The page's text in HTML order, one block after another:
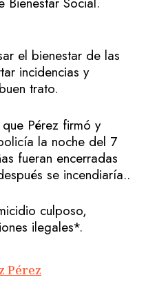
el bienestar de las
incidencias y
trato.
Pérez firmó y
la noche del 7
fueran encerradas
se incendiaría..
culposo,
ilegales*.
Pérez